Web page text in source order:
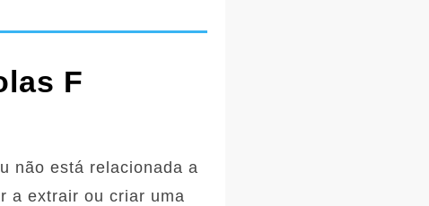
F
não está relacionada a
a extrair ou criar uma